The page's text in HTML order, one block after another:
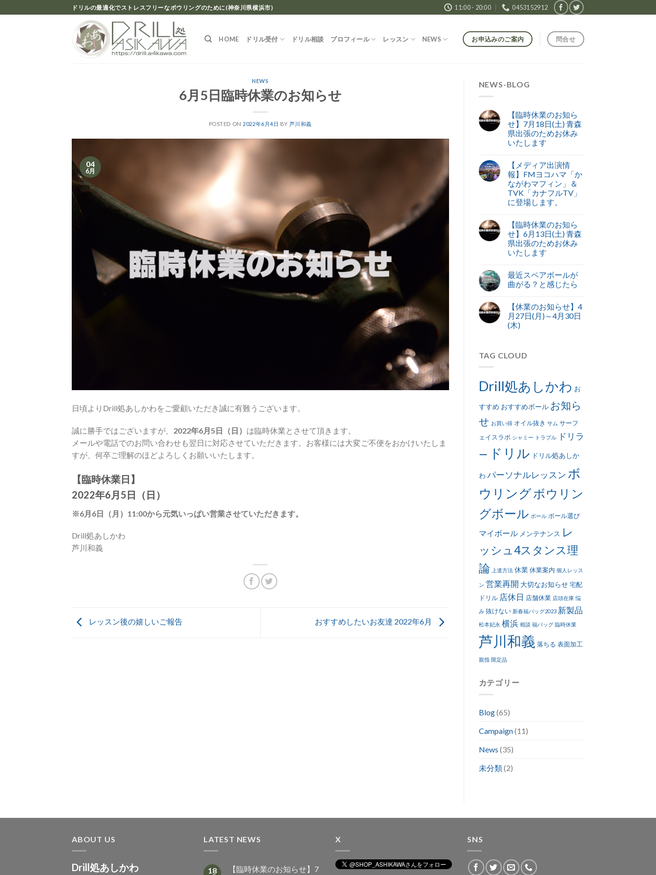
to
ドリルの最適化でストレスフリーなボウリングのために(神奈川県横浜市) 11:00 - 20:00 0453152912
HOME ドリル受付 ドリル相談 プロフィール レッスン NEWS お申込みのご案内 問合せ
NEWS
6月5日臨時休業のお知らせ
POSTED ON 2022年6月4日 BY 芦川和義
04
6月
日頃よりDrill処あしかわをご愛顧いただき誠に有難うございます。
誠に勝手ではございますが、 2022年6月5日（日） は臨時休業とさせて頂きます。
メールや電話でのお問い合わせも翌日に対応させていただきます。お客様には大変ご不便をおかけいたしま
すが、何卒ご理解のほどよろしくお願いいたします。
【臨時休業日】
2022年6月5日（日）
※6月6日（月）11:00から元気いっぱい営業させていただきます。
Drill処あしかわ
芦川和義
レッスン後の嬉しいご報告 おすすめしたいお友達 2022年6月
NEWS-BLOG
【臨時休業のお知ら
せ】7月18日(土) 青森
県出張のためお休み
いたします
【メディア出演情
報】FMヨコハマ「か
ながわマフィン」＆
TVK「カナフルTV」
に登場します。
【臨時休業のお知ら
せ】6月13日(土) 青森
県出張のためお休み
いたします
最近スペアボールが
曲がる？と感じたら
【休業のお知らせ】4
月27日(月)～4月30日
(木)
TAG CLOUD
Drill処あしかわ お
すすめ おすすめボール お知ら
せ お買い得 オイル抜き サム サーフ
ェイスラボ シャミー トラブル
ドリラ
ー ドリル ドリル処あしか
わ パーソナルレッスン ボ
ウリングボウリン
グボール ボール ボール選び
マイボール メンテナンス レ
ッシュ4スタンス理
論
上達方法 休業 休業案内 個人レッス
ン 営業再開 大切なお知らせ 宅配
ドリル 店休日 店舗休業 店頭在庫 悩
み 抜けない 新春福バッグ2023 新製品
松本妃永 横浜 相談 福バッグ 臨時休業
芦川和義 落ちる 表面加工
親指 限定品
カテゴリー
Blog(65)
Campaign(11)
News (35)
未分類(2)
ABOUT US
Drill処あしかわ
LATEST NEWS
18
【臨時休業のお知らせ】7
X SNS